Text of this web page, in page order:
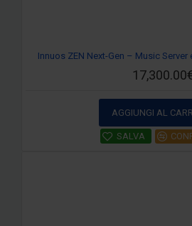
Innuos ZEN Next-Gen – Music Server
AGGIUNGI AL
SALVA